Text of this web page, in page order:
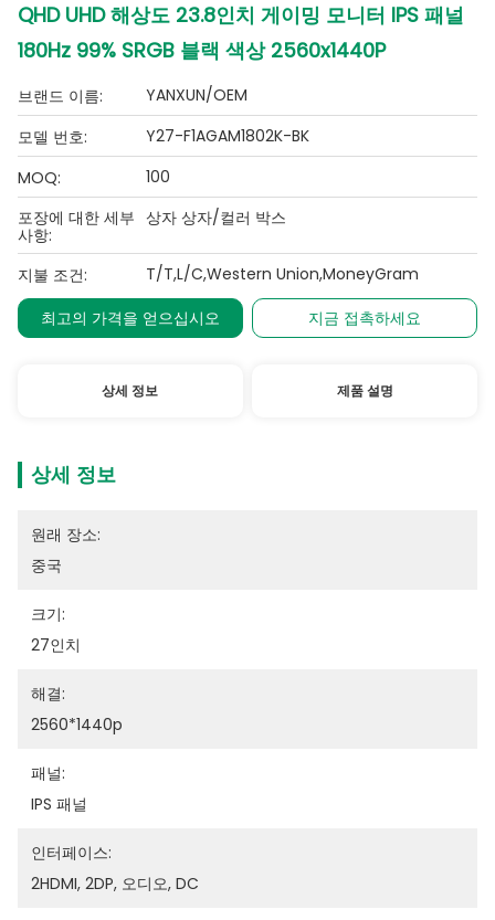
QHD UHD 해상도 23.8인치 게이밍 모니터 IPS 패널
180Hz 99% SRGB 블랙 색상 2560x1440P
브랜드 이름:
YANXUN/OEM
모델 번호:
Y27-F1AGAM1802K-BK
MOQ:
100
포장에 대한 세부
사항:
상자 상자/컬러 박스
지불 조건:
T/T,L/C,Western Union,MoneyGram
최고의 가격을 얻으십시오
지금 접촉하세요
상세 정보 제품 설명
상세 정보
원래 장소:
중국
크기:
27인치
해결:
2560*1440p
패널:
IPS 패널
인터페이스:
2HDMI, 2DP, 오디오, DC